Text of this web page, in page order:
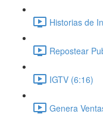
Historias de
Repostear
IGTV (6:16)
Genera